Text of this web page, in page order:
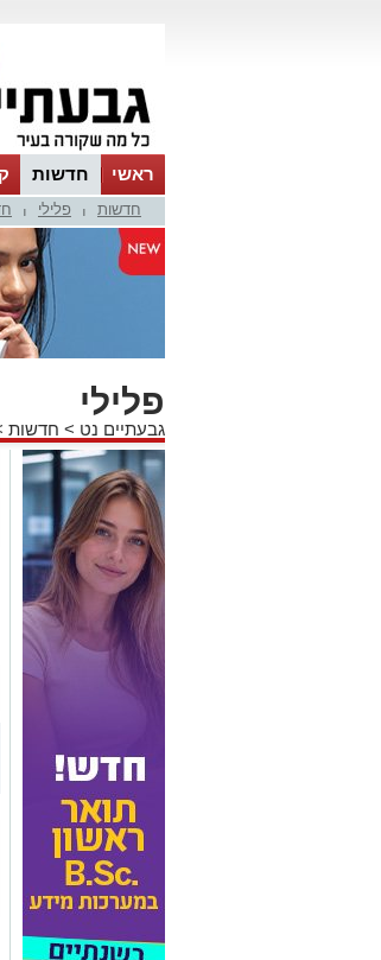
ראשי חדשות
חדשות פלילי
פלילי
גבעתיים נט > חדשות